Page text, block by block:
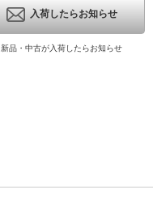
入荷したらお知らせ
新品・中古が入荷したらお知らせ